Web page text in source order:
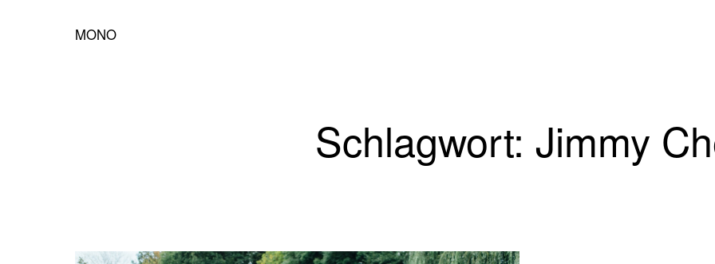
MONO
Schlagwort: Jimmy